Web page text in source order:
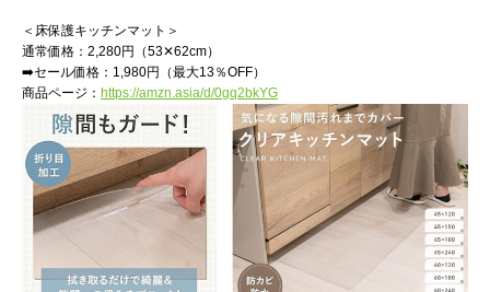
＜床保護キッチンマット＞
通常価格：2,280円（53✕62cm）
➡️セール価格：1,980円（最大13％OFF）
商品ページ： https://amzn.asia/d/0gq2bkYG